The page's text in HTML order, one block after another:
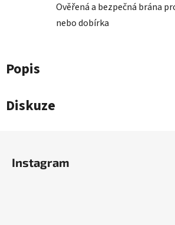
Ověřená a bezpečná brána
nebo dobírka
Popis
Diskuze
Instagram